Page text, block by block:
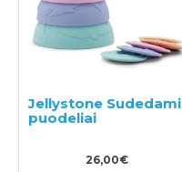
Jellystone Sudedami
puodeliai
26,00€